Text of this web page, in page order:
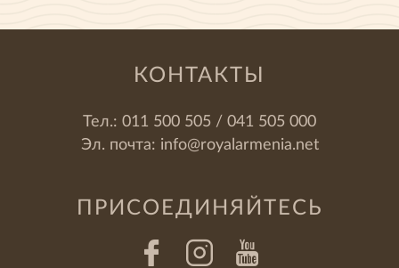
КОНТАКТЫ
Тел.: 011 500 505 / 041 505 000
Эл. почта: info@royalarmenia.net
ПРИСОЕДИНЯЙТЕСЬ